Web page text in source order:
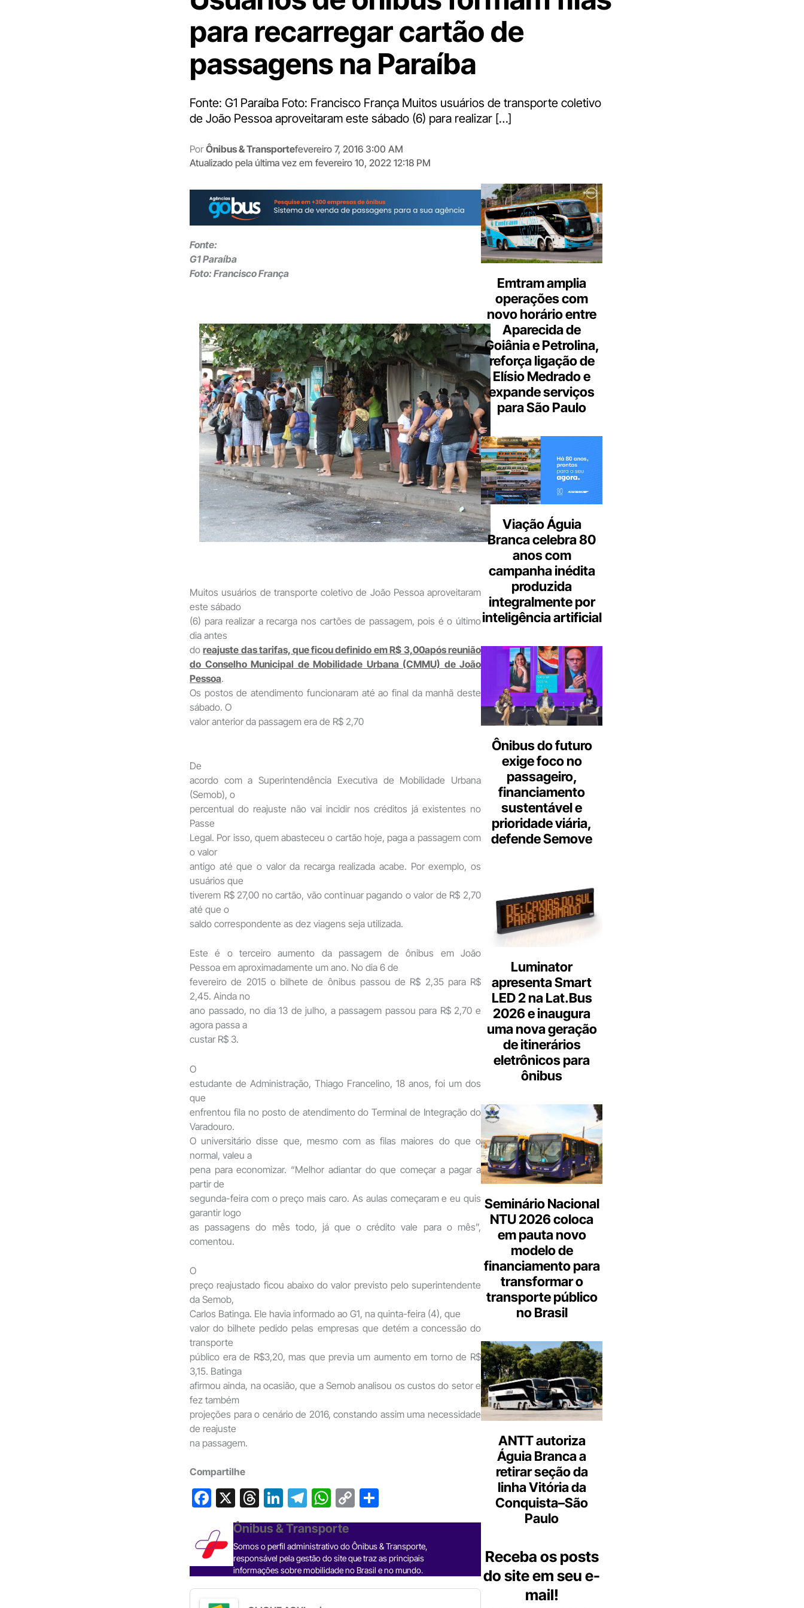
para recarregar cartão de
passagens na Paraíba
Fonte: G1 Paraíba Foto: Francisco França Muitos usuários de transporte coletivo
de João Pessoa aproveitaram este sábado (6) para realizar […]
Por Ônibus & Transportefevereiro 7, 2016 3:00 AM
Atualizado pela última vez em fevereiro 10, 2022 12:18 PM
Fonte:
G1 Paraíba
Foto: Francisco França
Muitos usuários de transporte coletivo de João Pessoa aproveitaram
este sábado
(6) para realizar a recarga nos cartões de passagem, pois é o último
dia antes
doreajuste das tarifas, que ficou definido em R$ 3,00após reunião
do Conselho Municipal de Mobilidade Urbana (CMMU) de João
Pessoa.
Os postos de atendimento funcionaram até ao final da manhã deste
sábado. O
valor anterior da passagem era de R$ 2,70
De
acordo com a Superintendência Executiva de Mobilidade Urbana
(Semob), o
percentual do reajuste não vai incidir nos créditos já existentes no
Passe
Legal. Por isso, quem abasteceu o cartão hoje, paga a passagem com
o valor
antigo até que o valor da recarga realizada acabe. Por exemplo, os
usuários que
tiverem R$ 27,00 no cartão, vão continuar pagando o valor de R$ 2,70
até que o
saldo correspondente as dez viagens seja utilizada.
Este é o terceiro aumento da passagem de ônibus em João
Pessoa em aproximadamente um ano. No dia 6 de
fevereiro de 2015 o bilhete de ônibus passou de R$ 2,35 para R$
2,45. Ainda no
ano passado, no dia 13 de julho, a passagem passou para R$ 2,70 e
agora passa a
custar R$ 3.
O
estudante de Administração, Thiago Francelino, 18 anos, foi um dos
que
enfrentou fila no posto de atendimento do Terminal de Integração do
Varadouro.
O universitário disse que, mesmo com as filas maiores do que o
normal, valeu a
pena para economizar. “Melhor adiantar do que começar a pagar a
partir de
segunda-feira com o preço mais caro. As aulas começaram e eu quis
garantir logo
as passagens do mês todo, já que o crédito vale para o mês”,
comentou.
O
preço reajustado ficou abaixo do valor previsto pelo superintendente
da Semob,
Carlos Batinga. Ele havia informado ao G1, na quinta-feira (4), que
valor do bilhete pedido pelas empresas que detém a concessão do
transporte
público era de R$3,20, mas que previa um aumento em torno de R$
3,15. Batinga
afirmou ainda, na ocasião, que a Semob analisou os custos do setor e
fez também
projeções para o cenário de 2016, constando assim uma necessidade
de reajuste
na passagem.
Compartilhe
F
c
e
b
o
X
T
hr
e
a
d
s
Li
n
ke
dI
n
T
el
e
gr
a
m
W
h
at
s
A
p
C
o
p
y
Li
n
h
e
Ônibus & Transporte
Somos o perfil administrativo do Ônibus & Transporte,
responsável pela gestão do site que traz as principais
informações sobre mobilidade no Brasil e no mundo.
Emtram amplia
operações com
novo horário entre
Aparecida de
Goiânia e Petrolina,
reforça ligação de
Elísio Medrado e
expande serviços
para São Paulo
Viação Águia
Branca celebra 80
anos com
campanha inédita
produzida
integralmente por
inteligência artificial
Ônibus do futuro
exige foco no
passageiro,
financiamento
sustentável e
prioridade viária,
defende Semove
Luminator
apresenta Smart
LED 2 na Lat.Bus
2026 e inaugura
uma nova geração
de itinerários
eletrônicos para
ônibus
Seminário Nacional
NTU 2026 coloca
em pauta novo
modelo de
financiamento para
transformar o
transporte público
no Brasil
ANTT autoriza
Águia Branca a
retirar seção da
linha Vitória da
Conquista–São
Paulo
Receba os posts
do site em seu e-
mail!
Digite
aqui
o
seu
e-
mail